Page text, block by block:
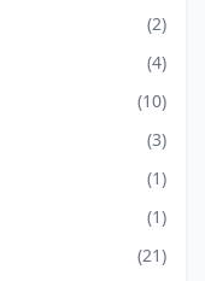
(2)
(4)
(10)
(3)
(1)
(1)
(21)